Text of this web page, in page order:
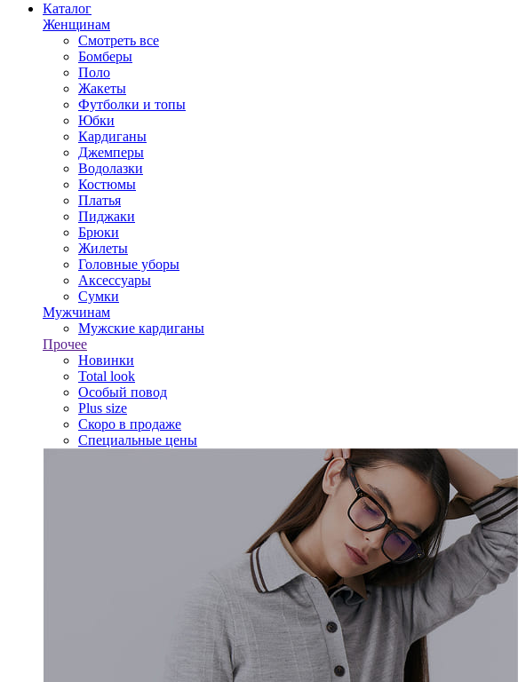
Каталог
Женщинам
Смотреть все
Бомберы
Поло
Жакеты
Футболки и топы
Юбки
Кардиганы
Джемперы
Водолазки
Костюмы
Платья
Пиджаки
Брюки
Жилеты
Головные уборы
Аксессуары
Сумки
Мужчинам
Мужские кардиганы
Прочее
Новинки
Total look
Особый повод
Plus size
Скоро в продаже
Специальные цены